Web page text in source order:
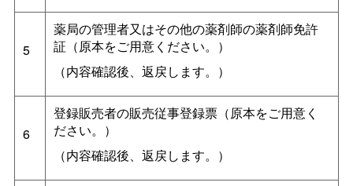
5
薬局の管理者又はその他の薬剤師の薬剤師免許
証（原本をご用意ください。）
（内容確認後、返戻します。）
6
登録販売者の販売従事登録票（原本をご用意く
ださい。）
（内容確認後、返戻します。）